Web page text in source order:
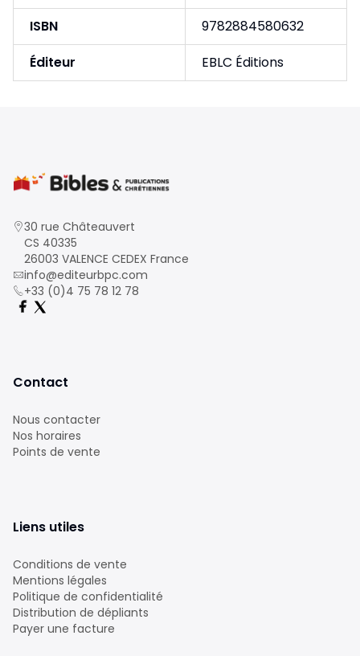
ISBN
9782884580632
Éditeur
EBLC Éditions
30 rue Châteauvert
CS 40335
26003 VALENCE CEDEX France
info@editeurbpc.com
+33 (0)4 75 78 12 78
Contact
Nous contacter
Nos horaires
Points de vente
Liens utiles
Conditions de vente
Mentions légales
Politique de confidentialité
Distribution de dépliants
Payer une facture